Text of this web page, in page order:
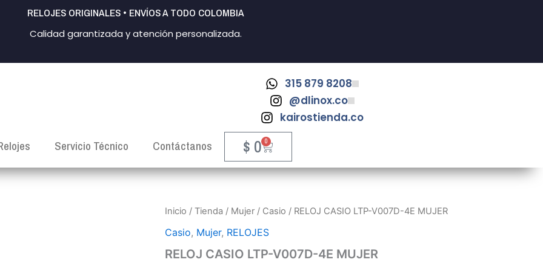
RELOJES ORIGINALES • ENVÍOS A TODO COLOMBIA
Calidad garantizada y atención personalizada.
315 879 8208
@dlinox.co
kairostienda.co
Servicio Técnico Contáctanos $ 0 0
CART
Inicio / Tienda / Mujer / Casio / RELOJ CASIO LTP-V007D-4E MUJER
Casio, Mujer, RELOJES
RELOJ CASIO LTP-V007D-4E MUJER
RELOJ
LTP-
4E